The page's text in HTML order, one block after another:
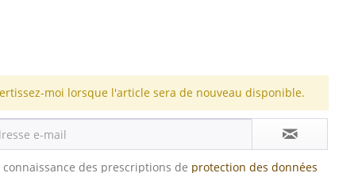
moi lorsque l'article sera de nouveau disponible.
connaissance des prescriptions de protection des données